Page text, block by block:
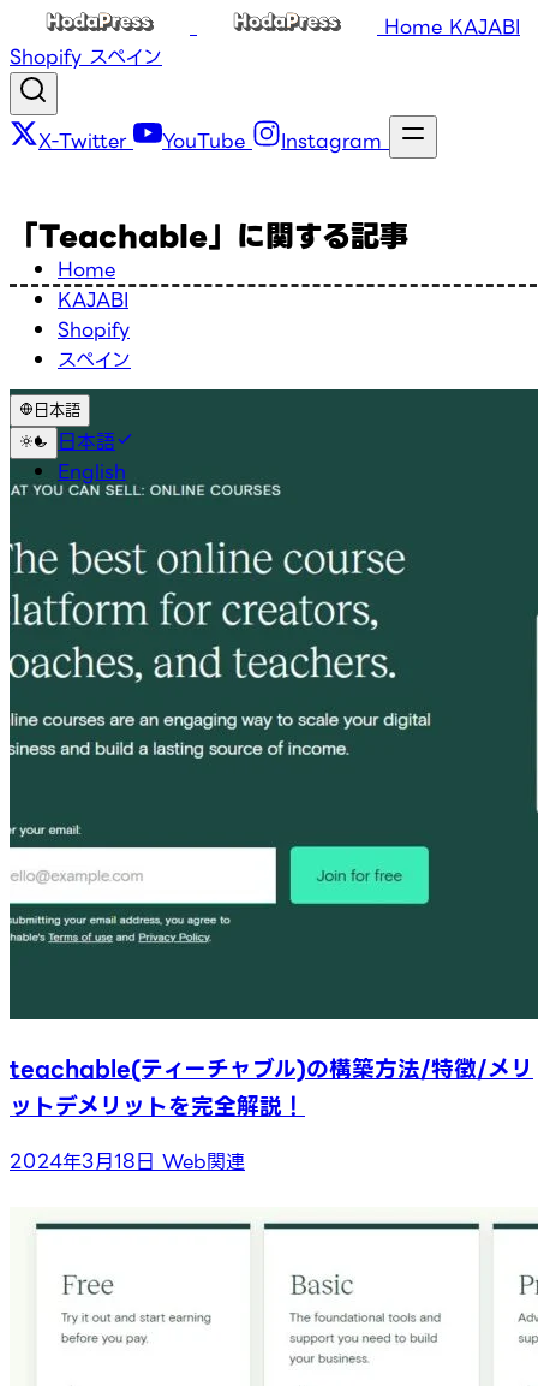
Home KAJABI
Shopify スペイン
X-Twitter YouTube Instagram
Home
KAJABI
Shopify
スペイン
日本語
日本語
English
「Teachable」に関する記事
teachable(ティーチャブル)の構築方法/特徴/メリ
ットデメリットを完全解説！
2024年3月18日 Web関連